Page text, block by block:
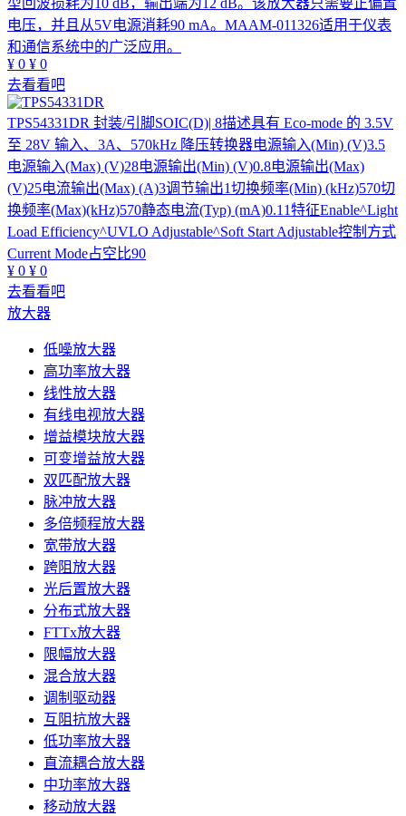
型回波损耗为10 dB，输出端为12 dB。该放大器只需要正偏置
电压，并且从5V电源消耗90 mA。MAAM-011326适用于仪表
和通信系统中的广泛应用。
¥ 0 ¥ 0
去看看吧
TPS54331DR 封装/引脚SOIC(D)| 8描述具有 Eco-mode 的 3.5V
至 28V 输入、3A、570kHz 降压转换器电源输入(Min) (V)3.5
电源输入(Max) (V)28电源输出(Min) (V)0.8电源输出(Max)
(V)25电流输出(Max) (A)3调节输出1切换频率(Min) (kHz)570切
换频率(Max)(kHz)570静态电流(Typ) (mA)0.11特征Enable^Light
Load Efficiency^UVLO Adjustable^Soft Start Adjustable控制方式
Current Mode占空比90
¥ 0 ¥ 0
去看看吧
放大器
低噪放大器
高功率放大器
线性放大器
有线电视放大器
增益模块放大器
可变增益放大器
双匹配放大器
脉冲放大器
多倍频程放大器
宽带放大器
跨阻放大器
光后置放大器
分布式放大器
FTTx放大器
限幅放大器
混合放大器
调制驱动器
互阻抗放大器
低功率放大器
直流耦合放大器
中功率放大器
移动放大器